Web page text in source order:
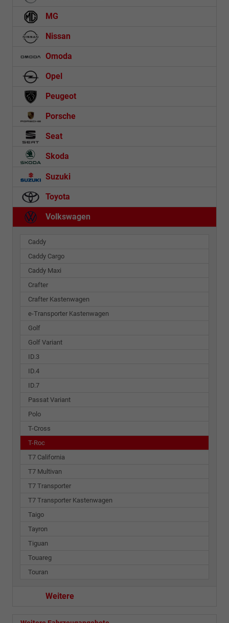
MG
Nissan
Omoda
Opel
Peugeot
Porsche
Seat
Skoda
Suzuki
Toyota
Volkswagen
Caddy
Caddy Cargo
Caddy Maxi
Crafter
Crafter Kastenwagen
e-Transporter Kastenwagen
Golf
Golf Variant
ID.3
ID.4
ID.7
Passat Variant
Polo
T-Cross
T-Roc
T7 California
T7 Multivan
T7 Transporter
T7 Transporter Kastenwagen
Taigo
Tayron
Tiguan
Touareg
Touran
Weitere